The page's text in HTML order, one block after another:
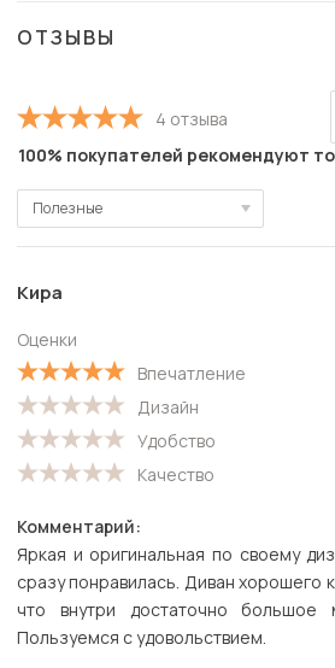
ОТЗЫВЫ
4 отзыва
100% покупателей рекомендуют
Полезные
Полезные
Новые
С высокой оценкой
С низкой оценкой
Кира
Оценки
Впечатление
Дизайн
Удобство
Качество
Комментарий:
Яркая и оригинальная по своему
сразу понравилась. Диван хорошего
что внутри достаточно большое
Пользуемся с удовольствием.